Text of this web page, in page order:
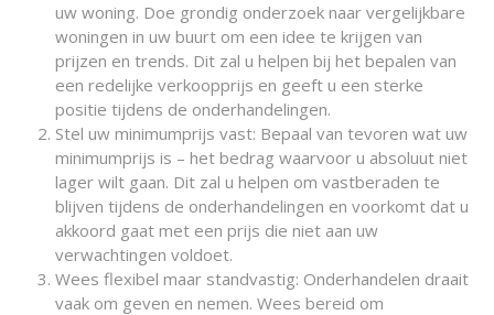
uw woning. Doe grondig onderzoek naar vergelijkbare
woningen in uw buurt om een idee te krijgen van
prijzen en trends. Dit zal u helpen bij het bepalen van
een redelijke verkoopprijs en geeft u een sterke
positie tijdens de onderhandelingen.
Stel uw minimumprijs vast: Bepaal van tevoren wat uw
minimumprijs is – het bedrag waarvoor u absoluut niet
lager wilt gaan. Dit zal u helpen om vastberaden te
blijven tijdens de onderhandelingen en voorkomt dat u
akkoord gaat met een prijs die niet aan uw
verwachtingen voldoet.
Wees flexibel maar standvastig: Onderhandelen draait
vaak om geven en nemen. Wees bereid om